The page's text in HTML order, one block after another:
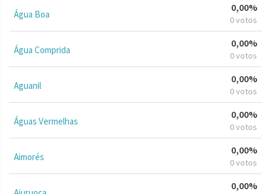
Água Boa
0,00%
0 votos
Água Comprida
0,00%
0 votos
Aguanil
0,00%
0 votos
Águas Vermelhas
0,00%
0 votos
Aimorés
0,00%
0 votos
0,00%